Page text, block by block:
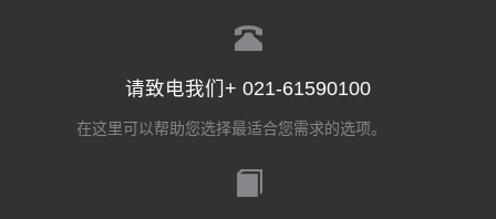
请致电我们+ 021-61590100
在这里可以帮助您选择最适合您需求的选项。